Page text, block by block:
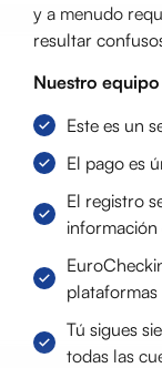
y a menudo
resultar
Nuestro
Este es un
El pago es
El registro
plataformas
Tú sigues
todas las